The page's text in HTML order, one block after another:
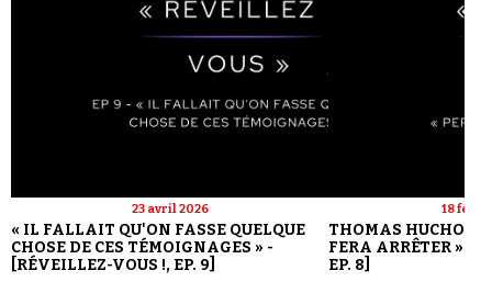
23 avril 2026
« IL FALLAIT QU'ON FASSE QUELQUE
CHOSE DE CES TÉMOIGNAGES » -
[RÉVEILLEZ-VOUS !, EP. 9]
18
THOMAS HUCHON :
FERA ARRÊTER » -
EP. 8]